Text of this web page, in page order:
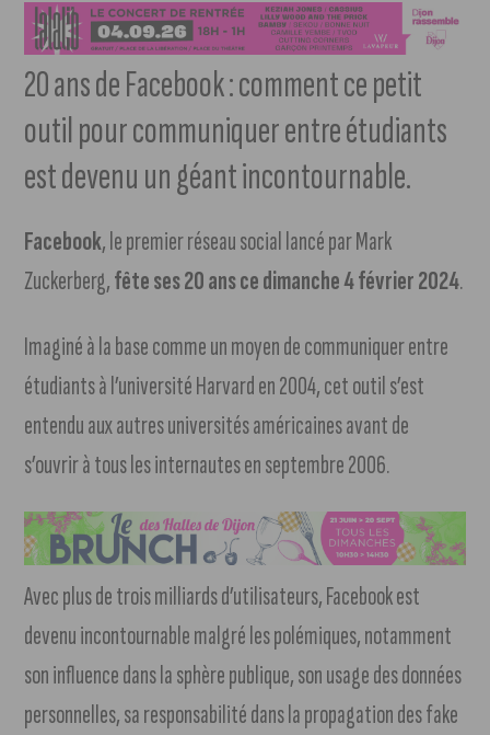
20 ans de Facebook : comment ce petit
outil pour communiquer entre étudiants
est devenu un géant incontournable.
Facebook, le premier réseau social lancé par Mark
Zuckerberg,fête ses 20 ans ce dimanche 4 février 2024.
Imaginé à la base comme un moyen de communiquer entre
étudiants à l’université Harvard en 2004, cet outil s’est
entendu aux autres universités américaines avant de
s’ouvrir à tous les internautes en septembre 2006.
Avec plus de trois milliards d’utilisateurs, Facebook est
devenu incontournable malgré les polémiques, notamment
son influence dans la sphère publique, son usage des données
personnelles, sa responsabilité dans la propagation des fake